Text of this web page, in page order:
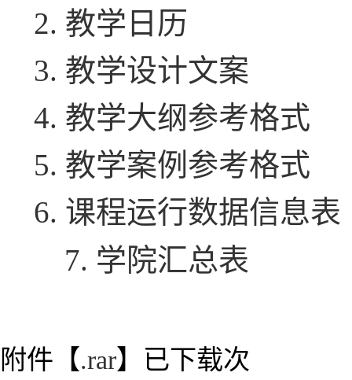
2. 教学日历
3. 教学设计文案
4. 教学大纲参考格式
5. 教学案例参考格式
6. 课程运行数据信息表
7. 学院汇总表
附件【.rar】已下载次